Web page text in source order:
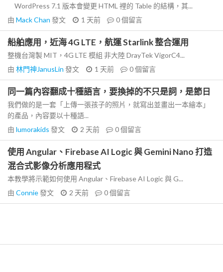
WordPress 7.1 版本會變更 HTML 裡的 Table 的結構，其...
由 Mack Chan 發文 1 天前 0個留言
船舶應用，近海 4G LTE，航運 Starlink 整合運用
整機台灣製 MIT，4G LTE 模組 非大陸 DrayTek VigorC4...
由 林門神JanusLin 發文 1 天前 0個留言
同一篇內容翻成十種語言，要換掉的不只是詞，是節日
我們做的是一套「上傳一張孩子的照片，就寫出並畫出一本繪本」
的產品，內容要以十種語...
由 lumorakids 發文 2 天前 0個留言
使用 Angular、Firebase AI Logic 與 Gemini Nano 打造
混合式影像分析應用程式
本教學將示範如何使用 Angular、Firebase AI Logic 與 G...
由 Connie發文 2 天前 0個留言